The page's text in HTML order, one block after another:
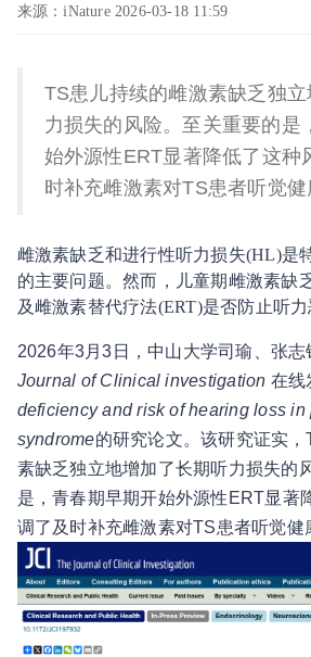
来源：iNature 2026-03-18 11:59
TS患儿持续的雌激素缺乏独
力损失的风险。至关重要的是
始外源性ERT显著降低了这种
时补充雌激素对TS患者听觉健
雌激素缺乏和进行性听力损失(HL)是
的主要问题。然而，儿童期雌激素缺
及雌激素替代疗法(ERT)是否防止听力
2026年3月3日，中山大学司瑜、张志
Journal of Clinical investigation 在线
deficiency and risk of hearing loss in
syndrome的研究论文。该研究证实
素缺乏独立地增加了长期听力损失的
是，青春期早期开始外源性ERT显著
调了及时补充雌激素对TS患者听觉健